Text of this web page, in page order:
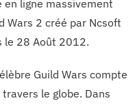
en ligne massivement
Wars 2 créé par Ncsoft
le 28 Août 2012.
Guild Wars compte
le globe. Dans